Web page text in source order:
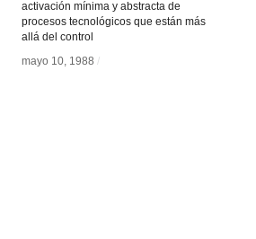
activación mínima y abstracta de
procesos tecnológicos que están más
allá del control
mayo 10, 1988 /
mayo 10, 1988 /